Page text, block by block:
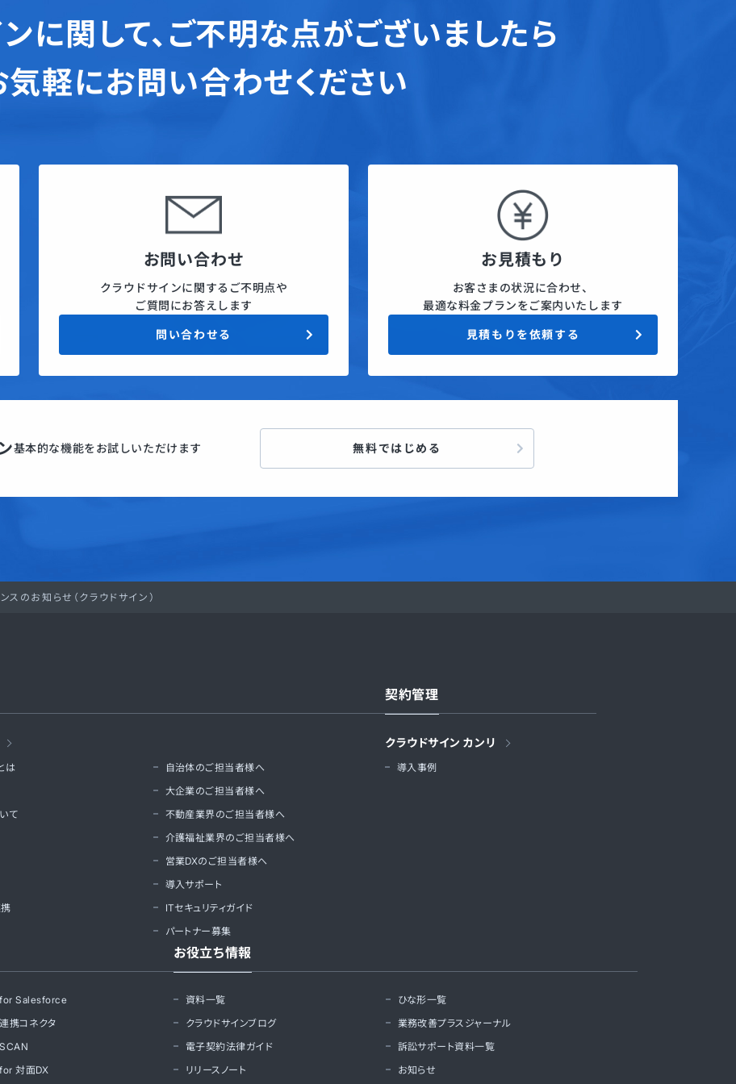
に関して、 ご不明な点がございましたら
気軽にお問い合わせください
お問い合わせ
クラウドサインに関するご不明点や
ご質問にお答えします
問い合わせる
お見積もり
お客さまの状況に合わせ、
最適な料金プランをご案内いたします
見積もりを依頼する
基本的な機能をお試しいただけます 無料ではじめる
スのお知らせ（クラウドサイン）
は
て
自治体のご担当者様へ
大企業のご担当者様へ
不動産業界のご担当者様へ
介護福祉業界のご担当者様へ
営業DXのご担当者様へ
導入サポート
ITセキュリティガイド
パートナー募集
契約管理
クラウドサイン カンリ
導入事例
for Salesforce
携コネクタ
for 対面DX
お役立ち情報
資料一覧
ひな形一覧
クラウドサインブログ
業務改善プラスジャーナル
電子契約法律ガイド
訴訟サポート資料一覧
リリースノート
お知らせ